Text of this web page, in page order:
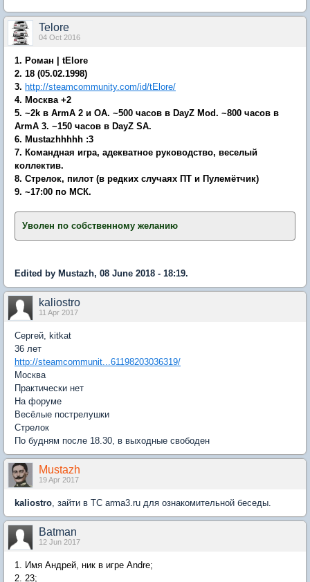
Telore
04 Oct 2016
1. Роман | tElore
2. 18 (05.02.1998)
3. http://steamcommunity.com/id/tElore/
4. Москва +2
5. ~2k в ArmA 2 и OA. ~500 часов в DayZ Mod. ~800 часов в
ArmA 3. ~150 часов в DayZ SA.
6. Mustazhhhhh :3
7. Командная игра, адекватное руководство, веселый
коллектив.
8. Стрелок, пилот (в редких случаях ПТ и Пулемётчик)
9. ~17:00 по МСК.
Уволен по собственному желанию
Edited by Mustazh, 08 June 2018 - 18:19.
kaliostro
11 Apr 2017
Сергей, kitkat
36 лет
http://steamcommunit...61198203036319/
Москва
Практически нет
На форуме
Весёлые пострелушки
Стрелок
По будням после 18.30, в выходные свободен
Mustazh
19 Apr 2017
kaliostro , зайти в ТС arma3.ru для ознакомительной беседы.
Batman
12 Jun 2017
1. Имя Андрей, ник в игре Andre;
2. 23;